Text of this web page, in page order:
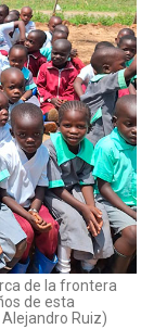
de la frontera
de esta
Ruiz)